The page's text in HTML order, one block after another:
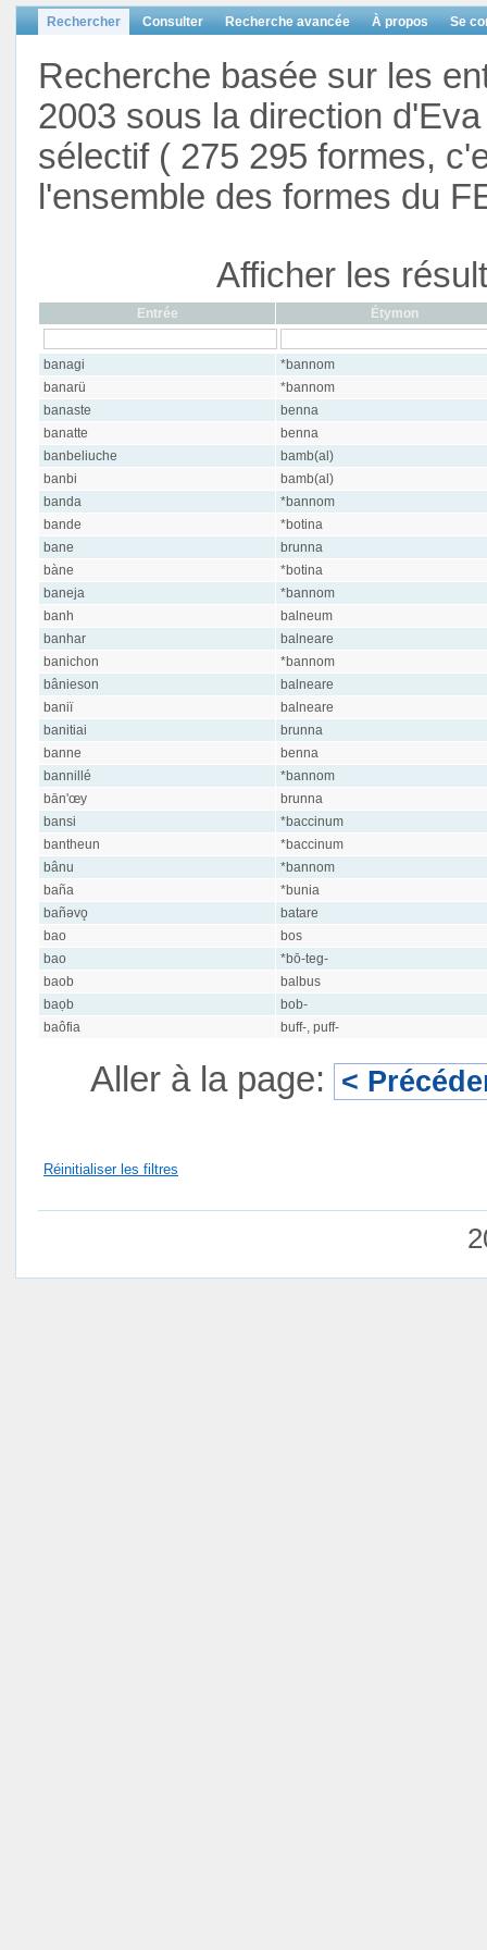
Rechercher Consulter Recherche avancée À propos Se
Recherche basée sur les
2003 sous la direction
sélectif ( 275 295 formes,
l'ensemble des formes du
Afficher les
Entrée Étymon
banagi
*bannom
banarü
*bannom
banaste
benna
banatte
benna
banbeliuche
bamb(al)
banbi
bamb(al)
banda
*bannom
bande
*botina
bane
brunna
bàne
*botina
baneja
*bannom
banh
balneum
banhar
balneare
banichon
*bannom
bânieson
balneare
baniï
balneare
banitiai
brunna
banne
benna
bannillé
*bannom
bān'œy
brunna
bansi
*baccinum
bantheun
*baccinum
bânu
*bannom
baña
*bunia
bañəvǫ
batare
bao
bos
bao
*bō-teg-
baob
balbus
baọb
bob-
baôfia
buff-, puff-
Aller à la page: <
Réinitialiser les filtres